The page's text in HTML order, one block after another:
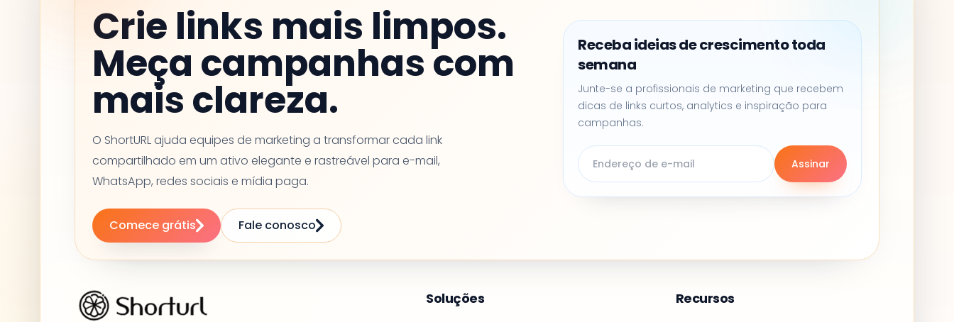
Crie links mais limpos.
Meça campanhas com
mais clareza.
O ShortURL ajuda equipes de marketing a transformar cada link
compartilhado em um ativo elegante e rastreável para e-mail,
WhatsApp, redes sociais e mídia paga.
Comece grátis Fale conosco
Receba ideias de crescimento toda
semana
Junte-se a profissionais de marketing que recebem
dicas de links curtos, analytics e inspiração para
campanhas.
Assinar
Soluções Recursos